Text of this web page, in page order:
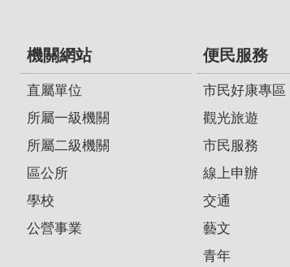
機關網站
直屬單位
所屬一級機關
所屬二級機關
區公所
學校
公營事業
便民服務
市民好康專區
觀光旅遊
市民服務
線上申辦
交通
藝文
青年